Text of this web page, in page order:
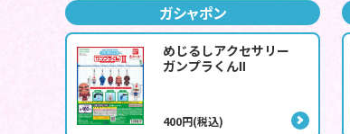
ガシャポン
めじるしアクセサリー
ガンプラくんⅡ
400円(税込)